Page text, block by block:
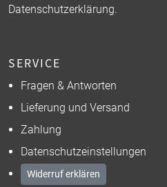
Datenschutzerklärung.
SERVICE
Fragen & Antworten
Lieferung und Versand
Zahlung
Datenschutzeinstellungen
Widerruf erklären